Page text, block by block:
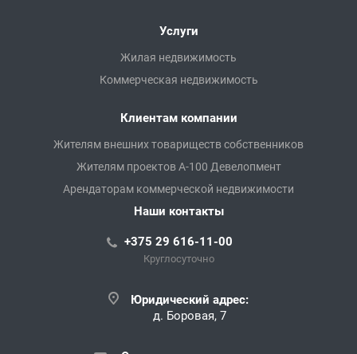
Услуги
Жилая недвижимость
Коммерческая недвижимость
Клиентам компании
Жителям внешних товариществ собственников
Жителям проектов А-100 Девелопмент
Арендаторам коммерческой недвижимости
Наши контакты
+375 29 616-11-00
Круглосуточно
Юридический адрес:
д. Боровая, 7